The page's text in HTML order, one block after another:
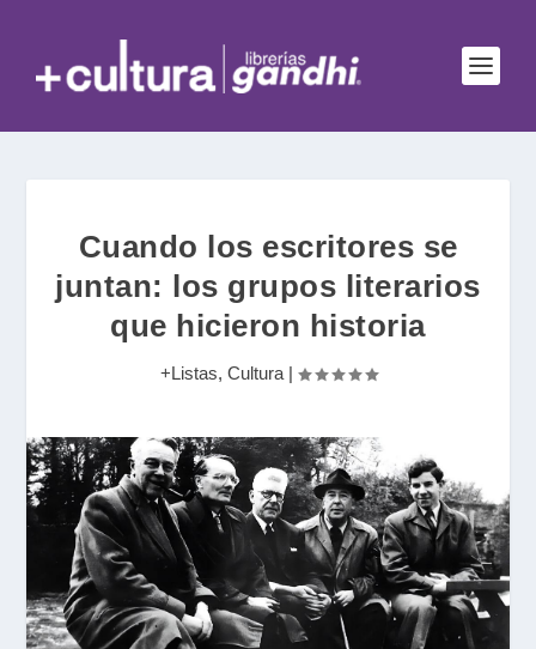
Cuando los escritores se
juntan: los grupos literarios
que hicieron historia
+Listas, Cultura|